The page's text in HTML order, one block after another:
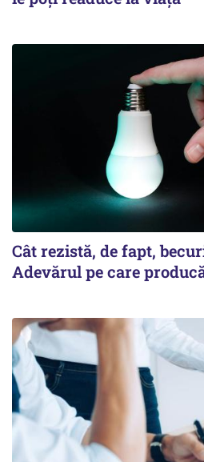
Cât rezistă, de fapt,
Adevărul pe care